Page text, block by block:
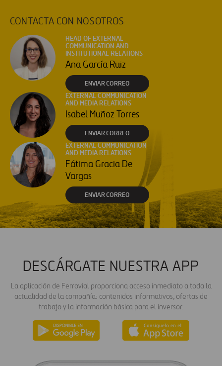
CONTACTA CON NOSOTROS
HEAD OF EXTERNAL
COMMUNICATION AND
INSTITUTIONAL RELATIONS
Ana García Ruiz
ENVIAR CORREO
EXTERNAL COMMUNICATION
AND MEDIA RELATIONS
Isabel Muñoz Torres
ENVIAR CORREO
EXTERNAL COMMUNICATION
AND MEDIA RELATIONS
Fátima Gracia De
Vargas
ENVIAR CORREO
DESCÁRGATE NUESTRA APP
La aplicación de Ferrovial proporciona acceso inmediato a toda la
actualidad de la compañía: contenidos informativos, ofertas de
trabajo y la información básica para el inversor.